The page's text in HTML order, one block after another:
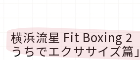
横浜流星 Fit Boxing 2
うちでエクササイズ篇」